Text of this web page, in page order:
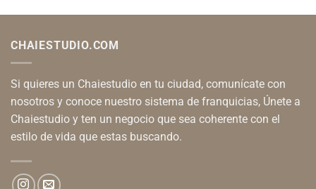
CHAIESTUDIO.COM
Si quieres un Chaiestudio en tu ciudad, comunícate con
nosotros y conoce nuestro sistema de franquicias, Únete a
Chaiestudio y ten un negocio que sea coherente con el
estilo de vida que estas buscando.